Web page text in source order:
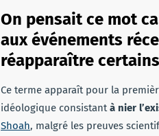
On pensait ce mot
aux événements
réapparaître
Ce terme apparaît pour la
idéologique consistant à nier
Shoah, malgré les preuves